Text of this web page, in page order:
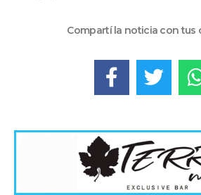
Compartí la noticia con tus